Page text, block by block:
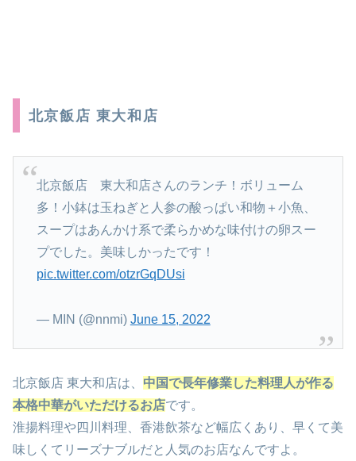
北京飯店 東大和店
北京飯店 東大和店さんのランチ！ボリューム
多！小鉢は玉ねぎと人参の酸っぱい和物＋小魚、
スープはあんかけ系で柔らかめな味付けの卵スー
プでした。美味しかったです！
pic.twitter.com/otzrGqDUsi
— MIN (@nnmi) June 15, 2022
北京飯店 東大和店は、 中国で長年修業した料理人が作る
本格中華がいただけるお店です。
淮揚料理や四川料理、香港飲茶など幅広くあり、早くて美
味しくてリーズナブルだと人気のお店なんですよ。